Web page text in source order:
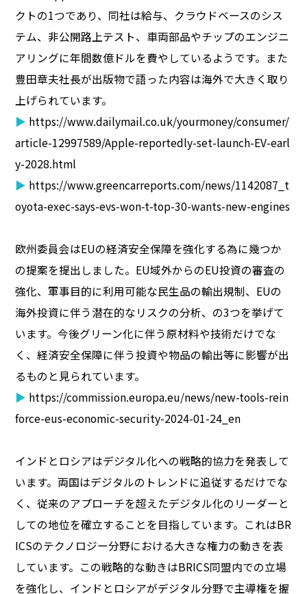
クトの1つであり、同社は給与、クラウドベースのシス
テム、非公開路上テスト、車両部品やチップのエンジニ
アリングに年間数億ドルを費やしているようです。また
豊田章夫社長が出版物で語った内容は海外で大きく取り
上げられています。
▶ https://www.dailymail.co.uk/yourmoney/consumer/
article-12997589/Apple-reportedly-set-launch-EV-earl
y-2028.html
▶ https://www.greencarreports.com/news/1142087_t
oyota-exec-says-evs-won-t-top-30-wants-new-engines
欧州委員会はEUの経済安全保障を強化する為に幾つか
の提案を提出しました。EU域外からのEU投資の審査の
強化、軍事目的に利用可能な民生品の輸出規制、EUの
海外投資に伴う潜在的なリスクの分析、の3つを挙げて
います。今後グリーン化に伴う原材料や技術だけでな
く、経済安全保障に伴う投資や物品の輸出等に影響が出
るものと見られています。
▶ https://commission.europa.eu/news/new-tools-rein
force-eus-economic-security-2024-01-24_en
インドとロシアはデジタル化への戦略的協力を発表して
います。両国はデジタルのトレンドに追従するだけでな
く、従来のアプローチを超えたデジタル化のリーダーと
しての地位を確立することを目指しています。これはBR
ICSのテクノロジー分野における大きな権力の動きを表
しています。この戦略的な動きはBRICS同盟内での立場
を強化し、インドとロシアがデジタル分野で主導権を握